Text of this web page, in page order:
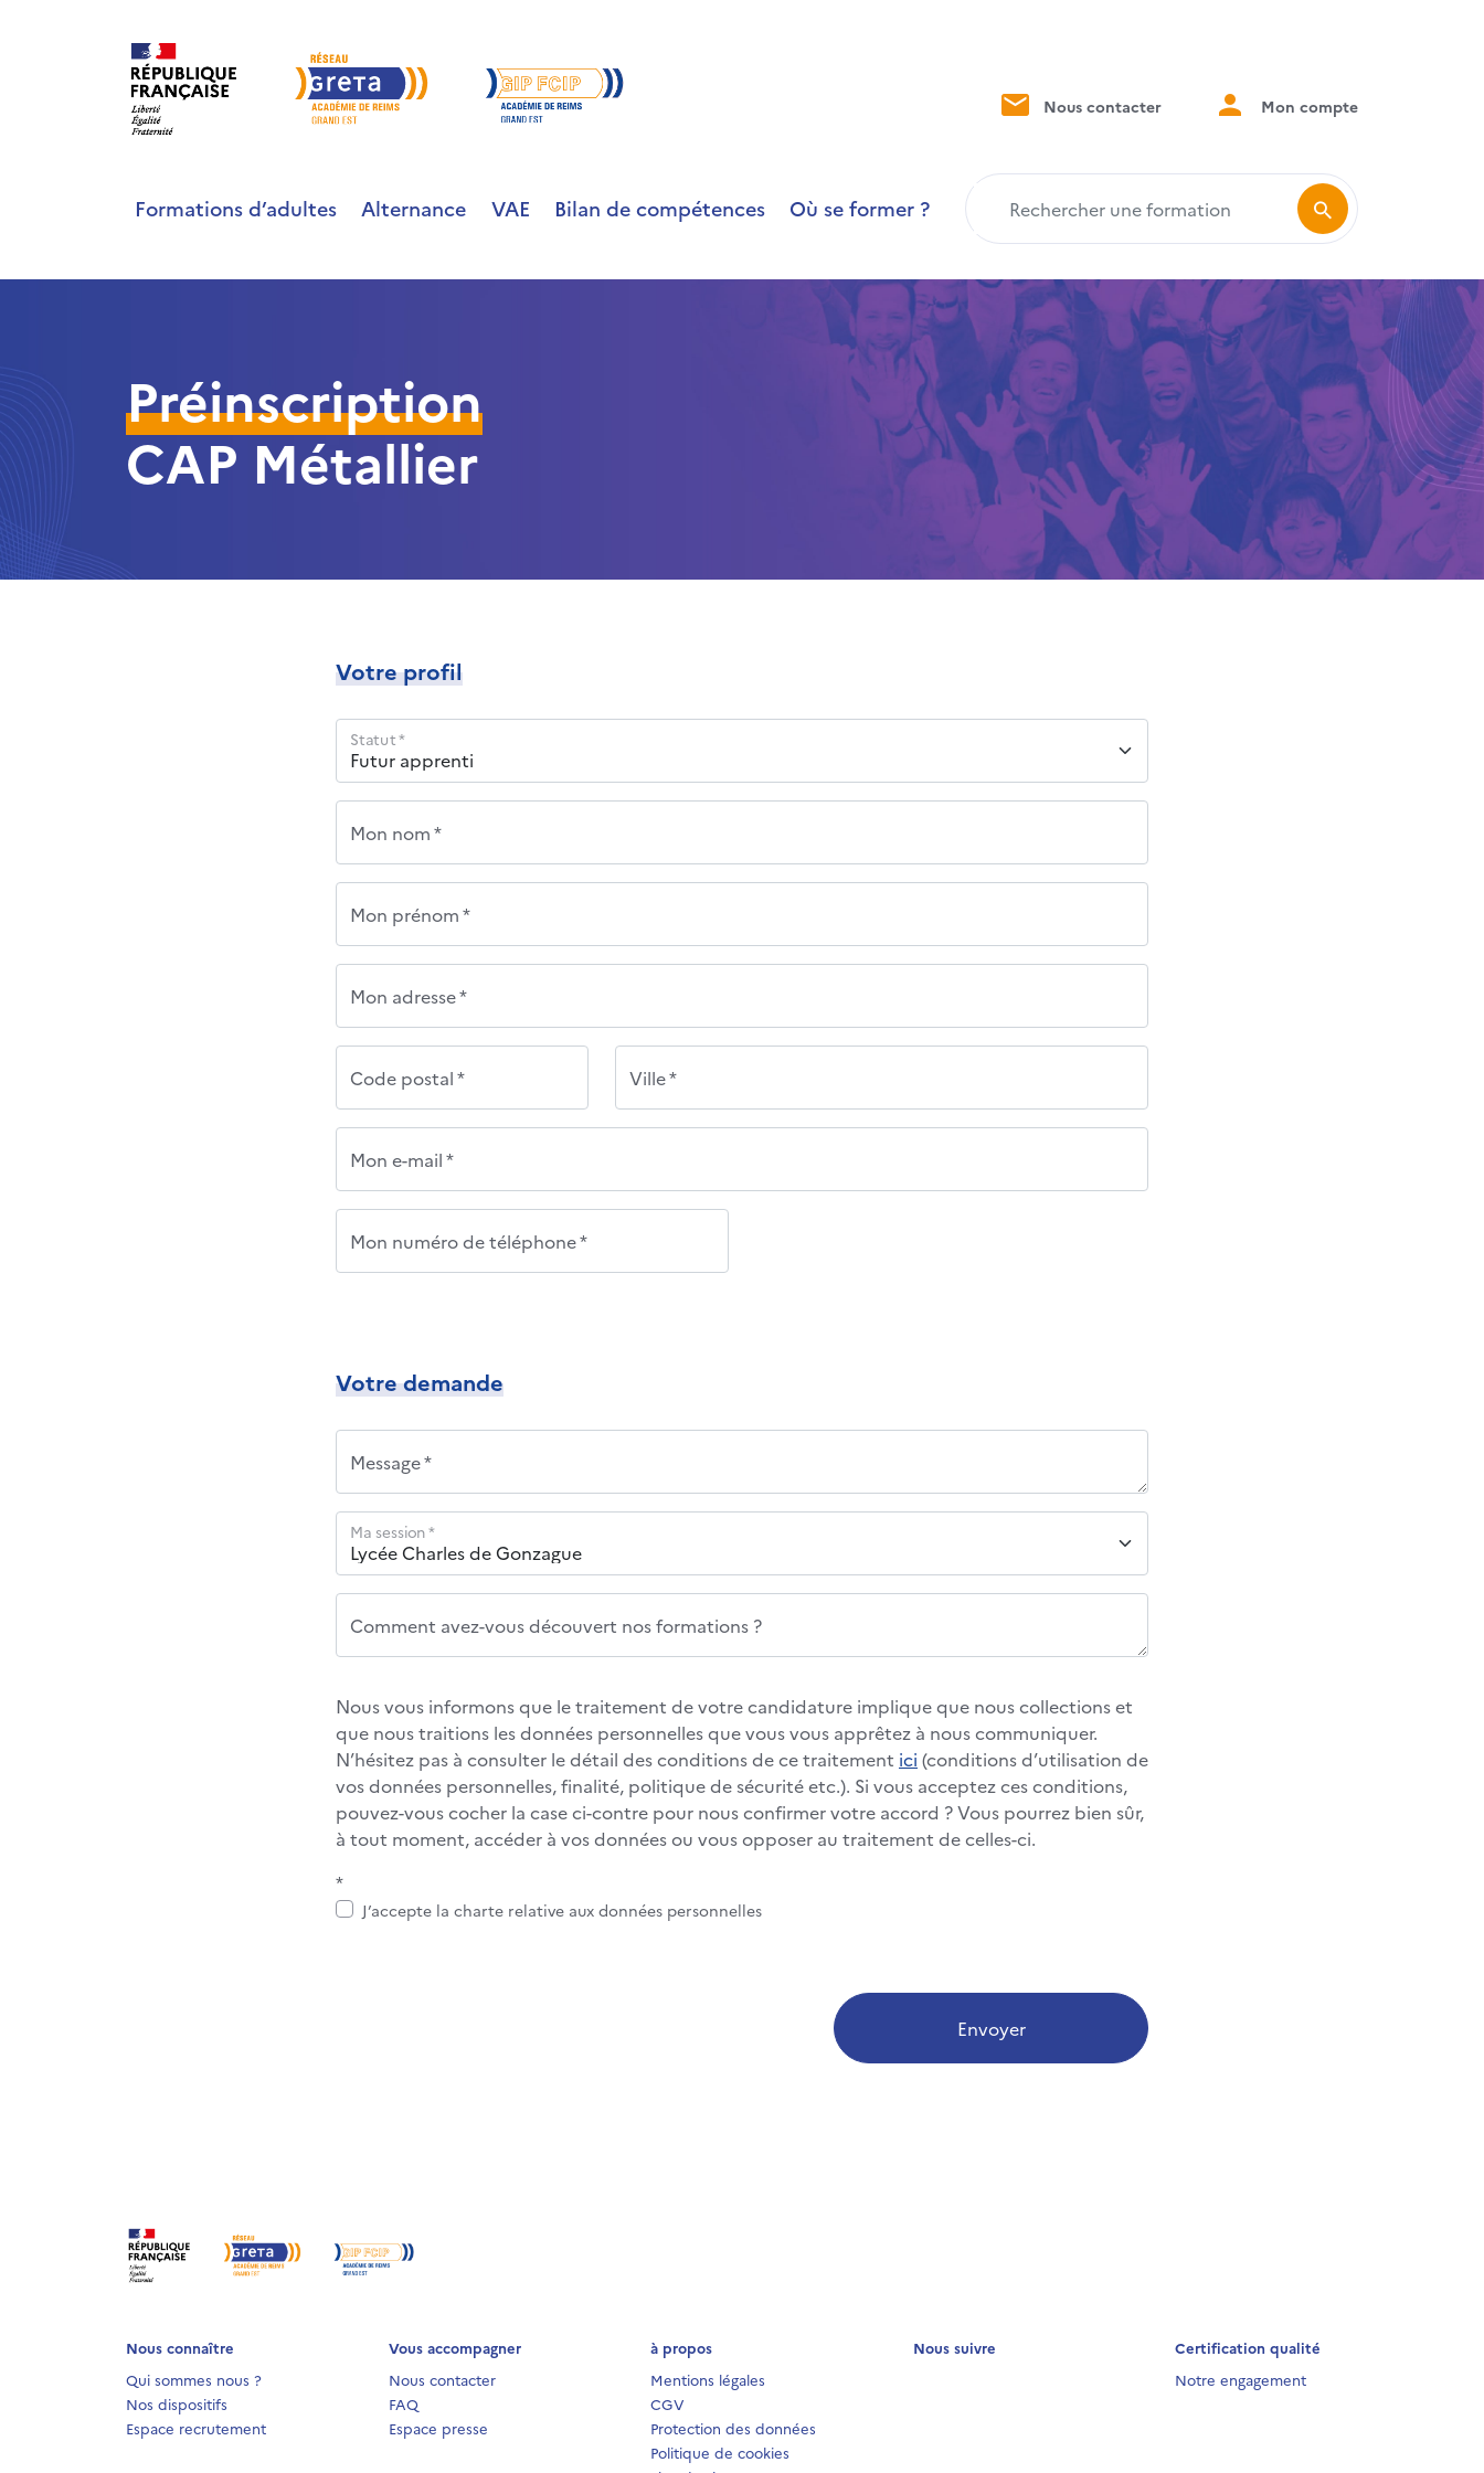
Nous contacter Mon compte
Formations d’adultes Alternance VAE Bilan de compétences Où se former ?
Préinscription
CAP Métallier
Votre profil
Statut *
Mon nom *
Mon prénom *
Mon adresse *
Code postal * Ville *
Mon e-mail *
Mon numéro de téléphone *
Votre demande
Message *
Ma session *
Comment avez-vous découvert nos formations ?
Nous vous informons que le traitement de votre candidature implique que nous collections et
que nous traitions les données personnelles que vous vous apprêtez à nous communiquer.
N’hésitez pas à consulter le détail des conditions de ce traitement ici (conditions d’utilisation de
vos données personnelles, finalité, politique de sécurité etc.). Si vous acceptez ces conditions,
pouvez-vous cocher la case ci-contre pour nous confirmer votre accord ? Vous pourrez bien sûr,
à tout moment, accéder à vos données ou vous opposer au traitement de celles-ci.
*
J’accepte la charte relative aux données personnelles
Envoyer
Nous connaître
Qui sommes nous ?
Nos dispositifs
Espace recrutement
Vous accompagner
Nous contacter
FAQ
Espace presse
à propos
Mentions légales
CGV
Protection des données
Politique de cookies
Nous suivre
Certification qualité
Notre engagement